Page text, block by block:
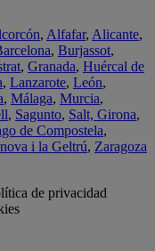
, Alfafar, Alicante,
, Burjassot,
, Granada, Huércal de
, Lanzarote, León,
, Málaga, Murcia,
, Sagunto, Salt, Girona,
de Compostela,
i la Geltrú, Zaragoza
de privacidad